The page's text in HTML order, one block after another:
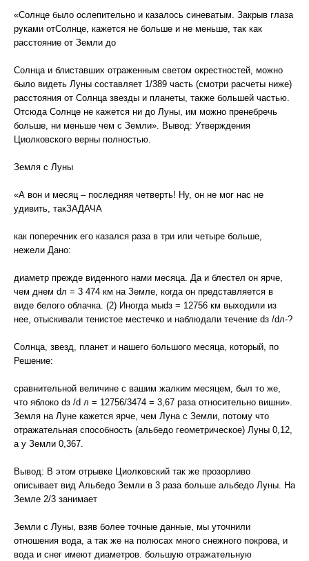
«Солнце было ослепительно и казалось синеватым. Закрыв глаза
руками отСолнце, кажется не больше и не меньше, так как
расстояние от Земли до
Солнца и блиставших отраженным светом окрестностей, можно
было видеть Луны составляет 1/389 часть (смотри расчеты ниже)
расстояния от Солнца звезды и планеты, также большей частью.
Отсюда Солнце не кажется ни до Луны, им можно пренебречь
больше, ни меньше чем с Земли». Вывод: Утверждения
Циолковского верны полностью.
Земля с Луны
«А вон и месяц – последняя четверть! Ну, он не мог нас не
удивить, такЗАДАЧА
как поперечник его казался раза в три или четыре больше,
нежели Дано:
диаметр прежде виденного нами месяца. Да и блестел он ярче,
чем днем dл = 3 474 км на Земле, когда он представляется в
виде белого облачка. (2) Иногда мыdз = 12756 км выходили из
нее, отыскивали тенистое местечко и наблюдали течение dз /dл-?
Солнца, звезд, планет и нашего большого месяца, который, по
Решение:
сравнительной величине с вашим жалким месяцем, был то же,
что яблоко dз /d л = 12756/3474 = 3,67 раза относительно вишни».
Земля на Луне кажется ярче, чем Луна с Земли, потому что
отражательная способность (альбедо геометрическое) Луны 0,12,
а у Земли 0,367.
Вывод: В этом отрывке Циолковский так же прозорливо
описывает вид Альбедо Земли в 3 раза больше альбедо Луны. На
Земле 2/3 занимает
Земли с Луны, взяв более точные данные, мы уточнили
отношения вода, а так же на полюсах много снежного покрова, и
вода и снег имеют диаметров. большую отражательную